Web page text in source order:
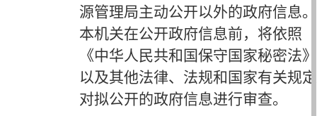
源管理局主动公开以外的政府信息。
本机关在公开政府信息前，将依照
《中华人民共和国保守国家秘密法》
以及其他法律、法规和国家有关规定
对拟公开的政府信息进行审查。